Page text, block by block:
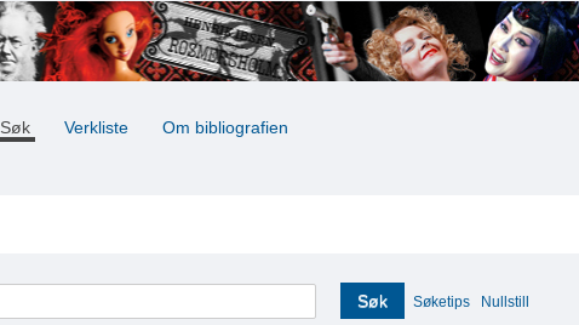
Søk Verkliste Om bibliografien
Søk Søketips Nullstill